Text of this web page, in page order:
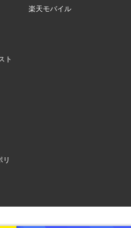
ト
リ
楽天モバイル